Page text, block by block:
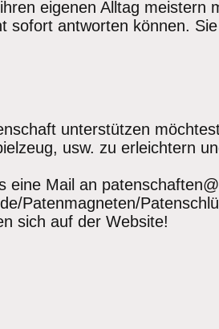
eigenen Alltag meistern
sofort antworten können.
unterstützen
usw. zu erleichtern
Mail an
Patenmagneten/
sich auf der Website!